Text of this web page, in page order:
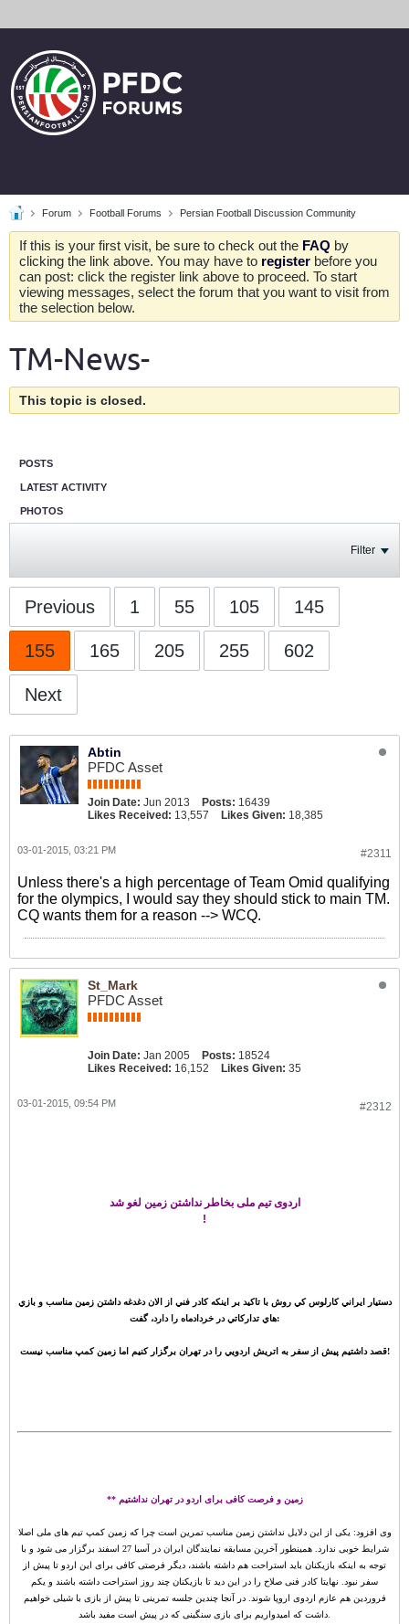
Forum Football Forums Persian Football Discussion Community
If this is your first visit, be sure to check out the FAQ by
clicking the link above. You may have to register before you
can post: click the register link above to proceed. To start
viewing messages, select the forum that you want to visit from
the selection below.
TM-News-
This topic is closed.
POSTS
LATEST ACTIVITY
PHOTOS
Filter
Previous 1 55 105 145
155 165 205 255 602
Next
Abtin
PFDC Asset
Join Date: Jun 2013 Posts: 16439
Likes Received: 13,557 Likes Given: 18,385
#2311
03-01-2015, 03:21 PM
Unless there's a high percentage of Team Omid qualifying
for the olympics, I would say they should stick to main TM.
CQ wants them for a reason --> WCQ.
St_Mark
PFDC Asset
Join Date: Jan 2005 Posts: 18524
Likes Received: 16,152 Likes Given: 35
#2312
03-01-2015, 09:54 PM
اردوی تیم ملی بخاطر نداشتن زمین لغو شد
!
دستيار ايراني کارلوس کي روش با تاکيد بر اينکه کادر فني از الان دغدغه داشتن زمين مناسب و بازي
هاي تدارکاتي در خردادماه را دارد، گفت:
قصد داشتيم پيش از سفر به اتريش اردويي را در تهران برگزار کنيم اما زمين کمپ مناسب نيست!
** زمین و فرصت کافی برای اردو در تهران نداشتیم
وی افزود: یکی از این دلایل نداشتن زمین مناسب تمرین است چرا که زمین کمپ تیم های ملی اصلا
شرایط خوبی ندارد. همینطور آخرین مسابقه نمایندگان ایران در آسیا 27 اسفند برگزار می شود و با
توجه به اینکه بازیکنان باید استراحت هم داشته باشند، دیگر فرصتی کافی برای این اردو تا پیش از
سفر نبود. نهایتا کادر فنی صلاح را در این دید تا بازیکنان چند روز استراحت داشته باشند و یکم
فروردین هم عازم اردوی اروپا شوند. در آنجا چندین جلسه تمرینی تا پیش از بازی با شیلی خواهیم